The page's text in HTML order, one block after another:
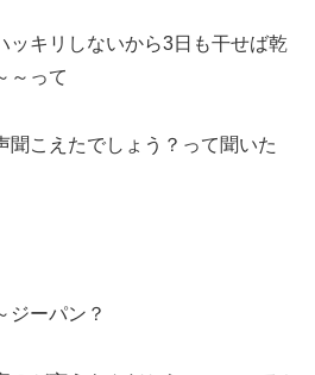
ッキリしないから3日も干せば乾
～って
聞こえたでしょう？って聞いた
ジーパン？